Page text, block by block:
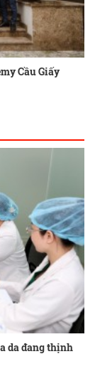
Cầu Giấy
da đang thịnh